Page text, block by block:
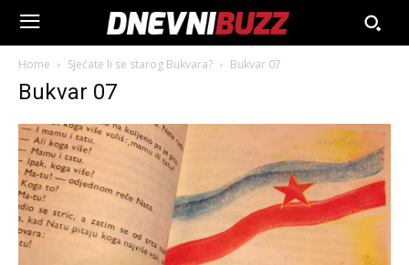
Home Sjećate li se starog Bukvara? Bukvar 07
Bukvar 07